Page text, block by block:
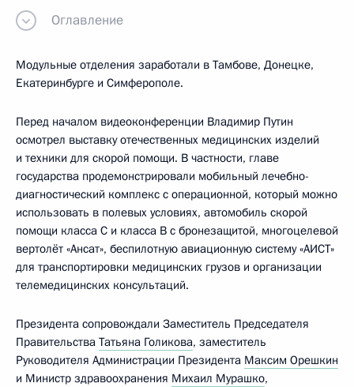
Оглавление
Модульные отделения заработали в Тамбове, Донецке,
Екатеринбурге и Симферополе.
Перед началом видеоконференции Владимир Путин
осмотрел выставку отечественных медицинских изделий
и техники для скорой помощи. В частности, главе
государства продемонстрировали мобильный лечебно-
диагностический комплекс с операционной, который можно
использовать в полевых условиях, автомобиль скорой
помощи класса С и класса В с бронезащитой, многоцелевой
вертолёт «Ансат», беспилотную авиационную систему «АИСТ»
для транспортировки медицинских грузов и организации
телемедицинских консультаций.
Президента сопровождали Заместитель Председателя
Правительства Татьяна Голикова, заместитель
Руководителя Администрации Президента Максим Орешкин
и Министр здравоохранения Михаил Мурашко,